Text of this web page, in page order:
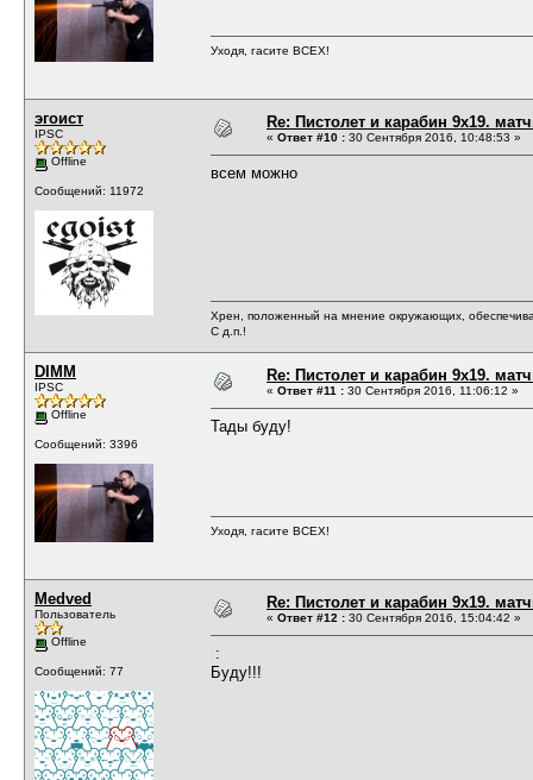
Уходя, гасите ВСЕХ!
эгоист
IPSC
Offline
Сообщений: 11972
Re: Пистолет и карабин 9х19.
« Ответ #10 : 30 Сентября 2016, 10:48:53 »
всем можно
Хрен, положенный на мнение окружающих,
С д.п.!
DIMM
IPSC
Offline
Сообщений: 3396
Re: Пистолет и карабин 9х19.
« Ответ #11 : 30 Сентября 2016, 11:06:12 »
Тады буду!
Уходя, гасите ВСЕХ!
Medved
Пользователь
Offline
Сообщений: 77
Re: Пистолет и карабин 9х19.
« Ответ #12 : 30 Сентября 2016, 15:04:42 »
:
Буду!!!